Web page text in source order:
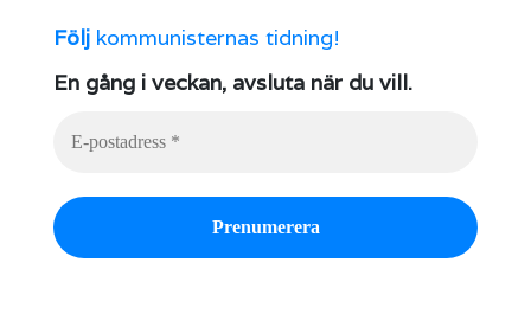
Följ kommunisternas tidning!
En gång i veckan, avsluta när du vill.